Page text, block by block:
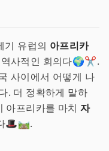
기 유럽의 아프리카
역사적인 회의다🌍✂️.
사이에서 어떻게 나
. 더 정확하게 말하
아프리카를 마치 자
🎩🛤.